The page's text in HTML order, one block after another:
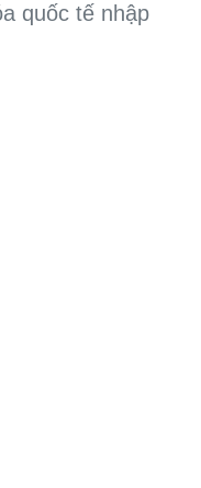
quốc tế nhập